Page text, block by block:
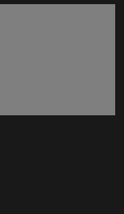
en nueva ventana)
en nueva ventana)